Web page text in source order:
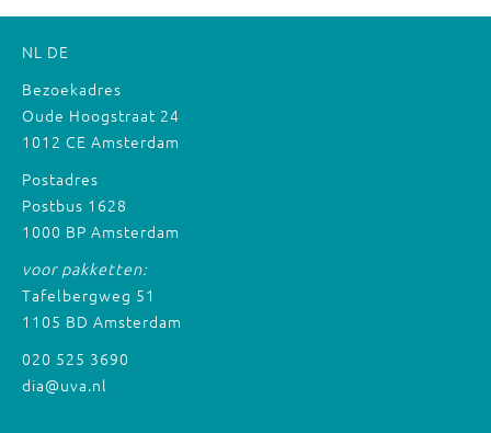
NL DE
Bezoekadres
Oude Hoogstraat 24
1012 CE Amsterdam
Postadres
Postbus 1628
1000 BP Amsterdam
voor pakketten:
Tafelbergweg 51
1105 BD Amsterdam
020 525 3690
dia@uva.nl